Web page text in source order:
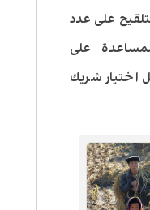
على عدد
على
اختيار شريك